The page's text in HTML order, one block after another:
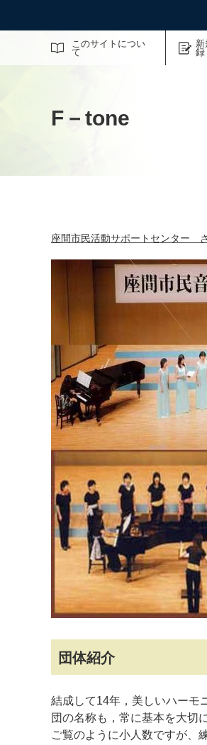
このサイトについ
て
新
録
サイト内検索
F－tone
座間市民活動サポートセンター
団体紹介
結成して14年，美しいハーモ
団の名称も，常に基本を大切
ご覧のように小人数ですが、
マイメディア検索